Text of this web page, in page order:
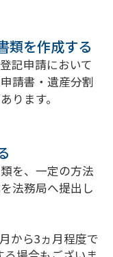
類を作成する
記申請において
請書・遺産分割
ります。
を、一定の方法
法務局へ提出し
から3ヵ月程度で